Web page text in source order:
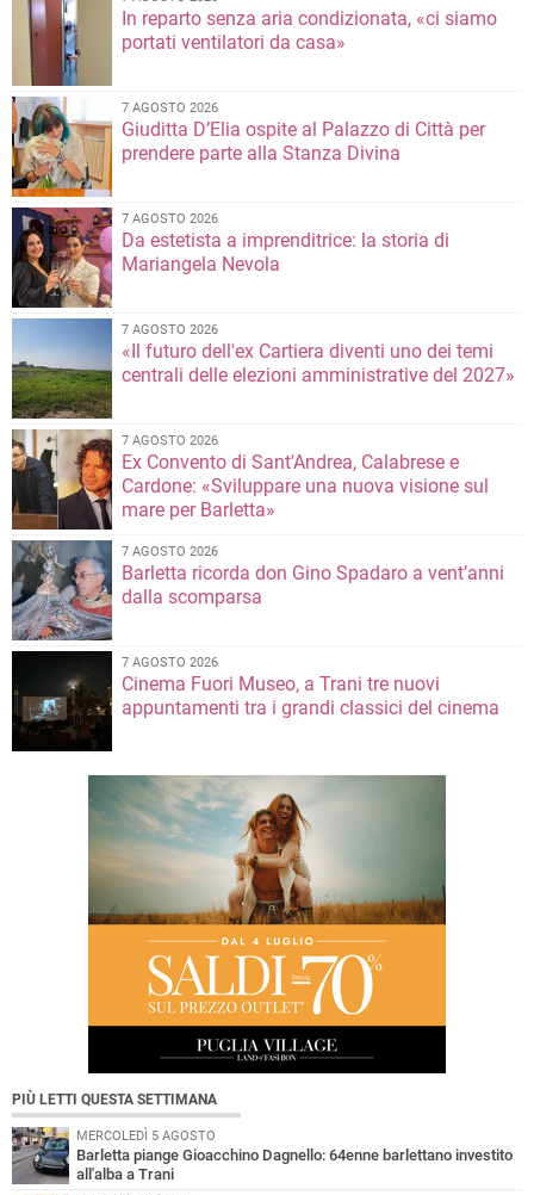
In reparto senza aria condizionata, «ci siamo
portati ventilatori da casa»
7 AGOSTO 2026
Giuditta D’Elia ospite al Palazzo di Città per
prendere parte alla Stanza Divina
7 AGOSTO 2026
Da estetista a imprenditrice: la storia di
Mariangela Nevola
7 AGOSTO 2026
«Il futuro dell'ex Cartiera diventi uno dei temi
centrali delle elezioni amministrative del 2027»
7 AGOSTO 2026
Ex Convento di Sant'Andrea, Calabrese e
Cardone: «Sviluppare una nuova visione sul
mare per Barletta»
7 AGOSTO 2026
Barletta ricorda don Gino Spadaro a vent’anni
dalla scomparsa
7 AGOSTO 2026
Cinema Fuori Museo, a Trani tre nuovi
appuntamenti tra i grandi classici del cinema
PIÙ LETTI QUESTA SETTIMANA
MERCOLEDÌ 5 AGOSTO
Barletta piange Gioacchino Dagnello: 64enne barlettano investito
all'alba a Trani